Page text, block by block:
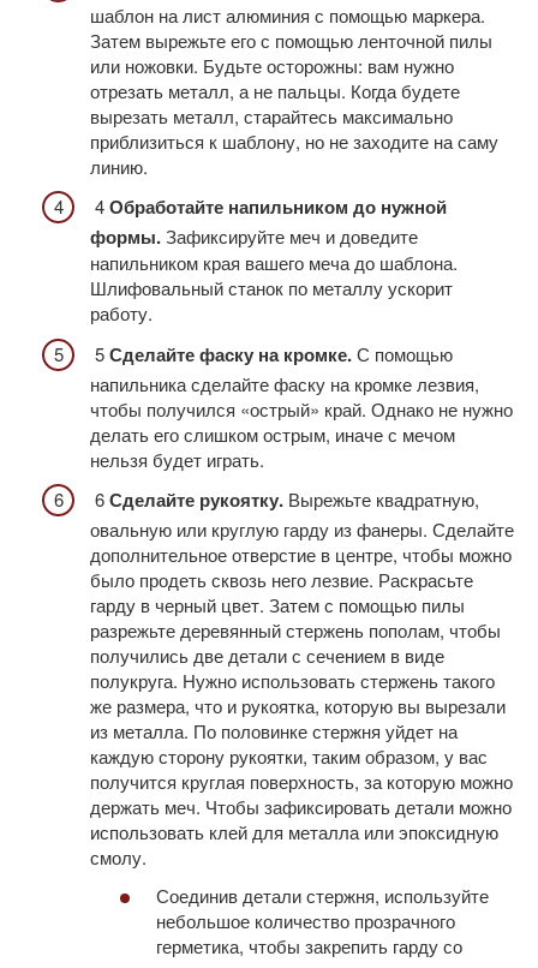
шаблон на лист алюминия с помощью маркера.
Затем вырежьте его с помощью ленточной пилы
или ножовки. Будьте осторожны: вам нужно
отрезать металл, а не пальцы. Когда будете
вырезать металл, старайтесь максимально
приблизиться к шаблону, но не заходите на саму
линию.
4Обработайте напильником до нужной
формы.Зафиксируйте меч и доведите
напильником края вашего меча до шаблона.
Шлифовальный станок по металлу ускорит
работу.
5Сделайте фаску на кромке.С помощью
напильника сделайте фаску на кромке лезвия,
чтобы получился «острый» край. Однако не нужно
делать его слишком острым, иначе с мечом
нельзя будет играть.
6Сделайте рукоятку. Вырежьте квадратную,
овальную или круглую гарду из фанеры. Сделайте
дополнительное отверстие в центре, чтобы можно
было продеть сквозь него лезвие. Раскрасьте
гарду в черный цвет. Затем с помощью пилы
разрежьте деревянный стержень пополам, чтобы
получились две детали с сечением в виде
полукруга. Нужно использовать стержень такого
же размера, что и рукоятка, которую вы вырезали
из металла. По половинке стержня уйдет на
каждую сторону рукоятки, таким образом, у вас
получится круглая поверхность, за которую можно
держать меч. Чтобы зафиксировать детали можно
использовать клей для металла или эпоксидную
смолу.
Соединив детали стержня, используйте
небольшое количество прозрачного
герметика, чтобы закрепить гарду со